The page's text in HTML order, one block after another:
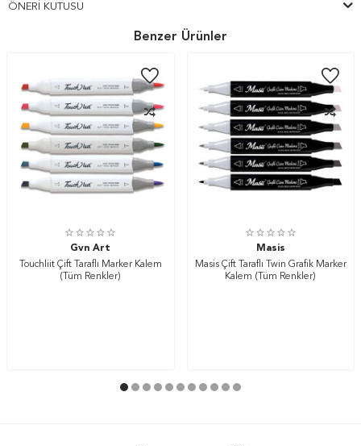
ÖNERI KUTUSU
Benzer Ürünler
Gvn Art
Touchliit Çift Taraflı Marker Kalem
(Tüm Renkler)
Masis
Masis Çift Taraflı Twin Grafik Marker
Kalem (Tüm Renkler)